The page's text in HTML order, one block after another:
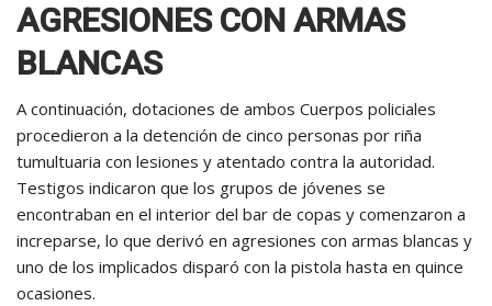
AGRESIONES CON ARMAS
BLANCAS
A continuación, dotaciones de ambos Cuerpos policiales
procedieron a la detención de cinco personas por riña
tumultuaria con lesiones y atentado contra la autoridad.
Testigos indicaron que los grupos de jóvenes se
encontraban en el interior del bar de copas y comenzaron a
increparse, lo que derivó en agresiones con armas blancas y
uno de los implicados disparó con la pistola hasta en quince
ocasiones.